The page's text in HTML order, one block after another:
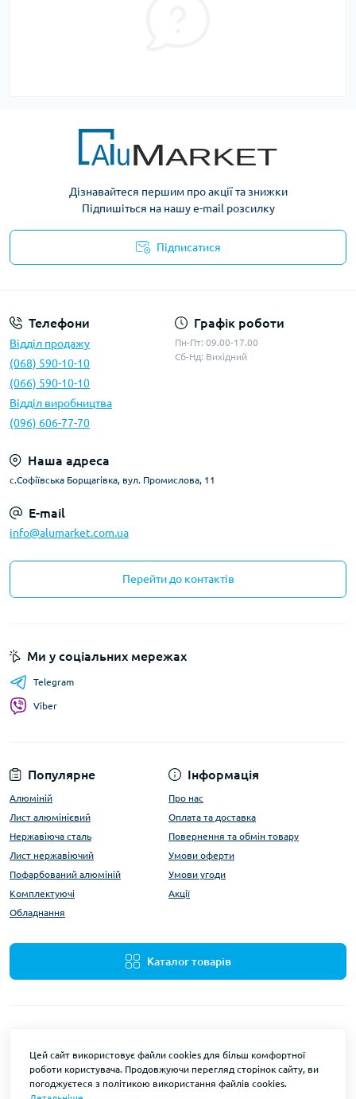
Дізнавайтеся першим про акції та знижки
Підпишіться на нашу e-mail розсилку
Підписатися
Телефони
Відділ продажу
(068) 590-10-10
(066) 590-10-10
Відділ виробництва
(096) 606-77-70
Графік роботи
Пн-Пт: 09.00-17.00
Сб-Нд: Вихідний
Наша адреса
с.Софіївська Борщагівка, вул. Промислова, 11
E-mail
info@alumarket.com.ua
Перейти до контактів
Популярне
Алюміній
Лист алюмінієвий
Нержавіюча сталь
Лист нержавіючий
Пофарбований алюміній
Комплектуючі
Обладнання
Інформація
Про нас
Оплата та доставка
Повернення та обмін товару
Умови оферти
Умови угоди
Акції
Каталог товарів
Ми у соціальних мережах
Telegram
Viber
ALUMARKET © 2026
Цей сайт використовує файли cookies для більш комфортної
роботи користувача. Продовжуючи перегляд сторінок сайту, ви
погоджуєтеся з політикою використання файлів cookies.